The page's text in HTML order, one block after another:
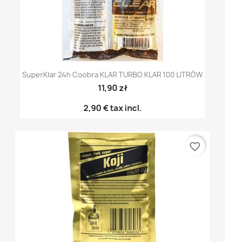
SuperKlar 24h Coobra KLAR TURBO KLAR 100 LITRÓW
11,90 zł
2,90 €tax incl.
favorite_border